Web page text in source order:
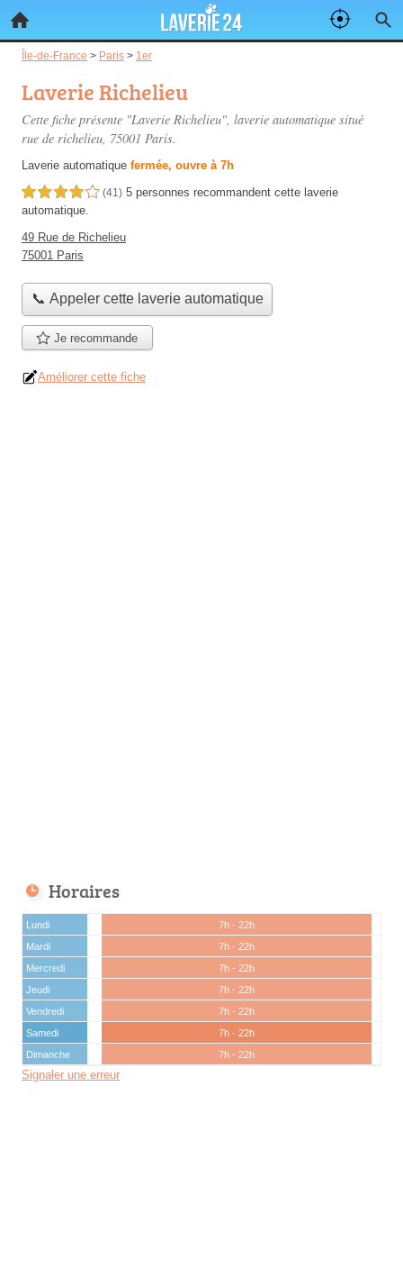
Île-de-France > Paris > 1er
Laverie Richelieu
Cette fiche présente "Laverie Richelieu", laverie automatique situé
rue de richelieu, 75001 Paris.
Laverie automatique fermée, ouvre à 7h
4,0 étoiles sur 5 (41) 5 personnes recommandent cette laverie
automatique.
49 Rue de Richelieu
75001 Paris
📞 Appeler cette laverie automatique
Je recommande
Améliorer cette fiche
Horaires
Lundi
7h - 22h
Mardi
7h - 22h
Mercredi
7h - 22h
Jeudi
7h - 22h
Vendredi
7h - 22h
Samedi
7h - 22h
Dimanche
7h - 22h
Signaler une erreur